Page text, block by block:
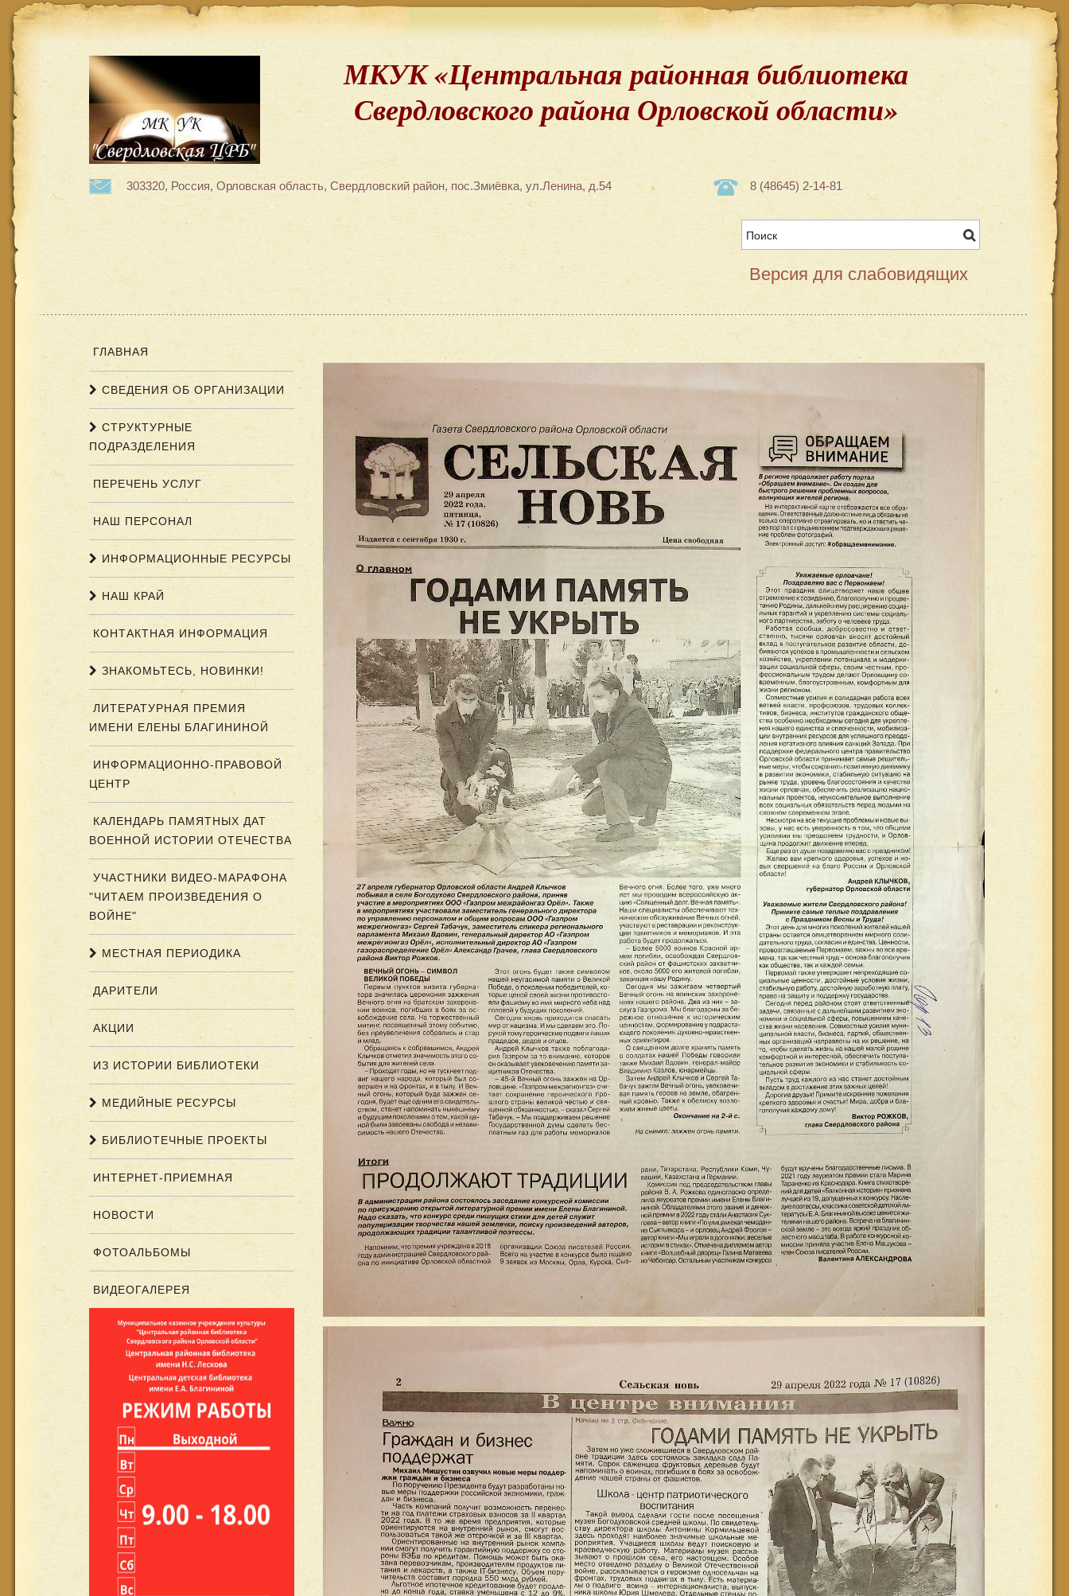
МКУК «Центральная районная библиотека
Свердловского района Орловской области»
303320, Россия, Орловская область, Свердловский район, пос.Змиёвка, ул.Ленина, д.54 8 (48645) 2-14-81
Версия для слабовидящих
ГЛАВНАЯ
СВЕДЕНИЯ ОБ ОРГАНИЗАЦИИ
СТРУКТУРНЫЕ
ПОДРАЗДЕЛЕНИЯ
ПЕРЕЧЕНЬ УСЛУГ
НАШ ПЕРСОНАЛ
ИНФОРМАЦИОННЫЕ РЕСУРСЫ
НАШ КРАЙ
КОНТАКТНАЯ ИНФОРМАЦИЯ
ЗНАКОМЬТЕСЬ, НОВИНКИ!
ЛИТЕРАТУРНАЯ ПРЕМИЯ
ИМЕНИ ЕЛЕНЫ БЛАГИНИНОЙ
ИНФОРМАЦИОННО-ПРАВОВОЙ
ЦЕНТР
КАЛЕНДАРЬ ПАМЯТНЫХ ДАТ
ВОЕННОЙ ИСТОРИИ ОТЕЧЕСТВА
УЧАСТНИКИ ВИДЕО-МАРАФОНА
"ЧИТАЕМ ПРОИЗВЕДЕНИЯ О
ВОЙНЕ"
МЕСТНАЯ ПЕРИОДИКА
ДАРИТЕЛИ
АКЦИИ
ИЗ ИСТОРИИ БИБЛИОТЕКИ
МЕДИЙНЫЕ РЕСУРСЫ
БИБЛИОТЕЧНЫЕ ПРОЕКТЫ
ИНТЕРНЕТ-ПРИЕМНАЯ
НОВОСТИ
ФОТОАЛЬБОМЫ
ВИДЕОГАЛЕРЕЯ